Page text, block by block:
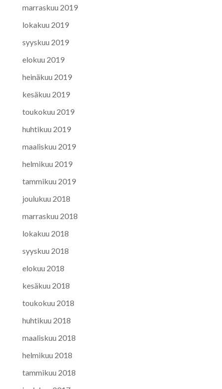
marraskuu 2019
lokakuu 2019
syyskuu 2019
elokuu 2019
heinäkuu 2019
kesäkuu 2019
toukokuu 2019
huhtikuu 2019
maaliskuu 2019
helmikuu 2019
tammikuu 2019
joulukuu 2018
marraskuu 2018
lokakuu 2018
syyskuu 2018
elokuu 2018
kesäkuu 2018
toukokuu 2018
huhtikuu 2018
maaliskuu 2018
helmikuu 2018
tammikuu 2018